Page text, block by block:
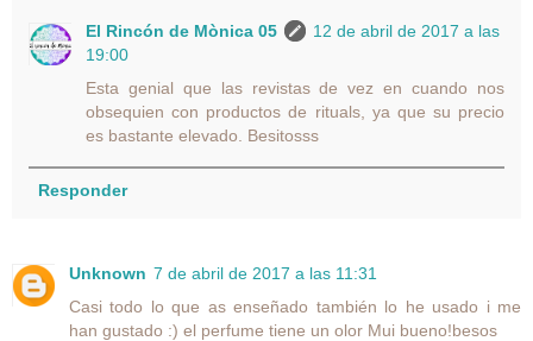
El Rincón de Mònica 05
12 de abril de 2017 a las
19:00
Esta genial que las revistas de vez en cuando nos
obsequien con productos de rituals, ya que su precio
es bastante elevado. Besitosss
Responder
Unknown 7 de abril de 2017 a las 11:31
Casi todo lo que as enseñado también lo he usado i me
han gustado :) el perfume tiene un olor Mui bueno!besos